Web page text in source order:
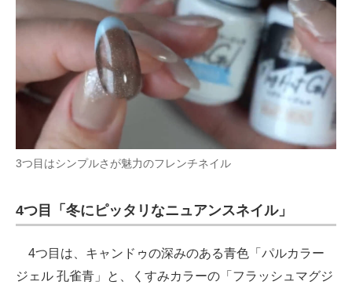
3つ目はシンプルさが魅力のフレンチネイル
4つ目「冬にピッタリなニュアンスネイル」
4つ目は、キャンドゥの深みのある青色「パルカラー
ジェル 孔雀青」と、くすみカラーの「フラッシュマグジ